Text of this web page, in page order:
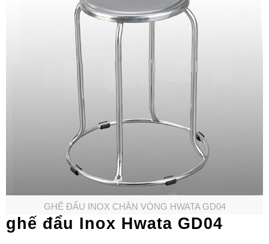
GHẾ ĐẨU INOX CHÂN VÒNG HWATA GD04
ghế đẩu Inox Hwata GD04